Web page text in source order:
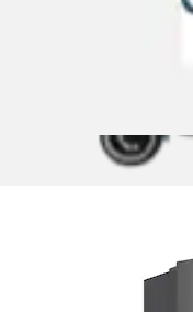
E
Produktdatenblatt